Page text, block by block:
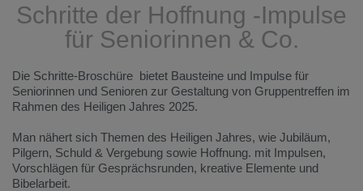
Schritte der Hoffnung -Impulse
für Seniorinnen & Co.
Die Schritte-Broschüre bietet Bausteine und Impulse für
Seniorinnen und Senioren zur Gestaltung von Gruppentreffen im
Rahmen des Heiligen Jahres 2025.
Man nähert sich Themen des Heiligen Jahres, wie Jubiläum,
Pilgern, Schuld & Vergebung sowie Hoffnung. mit Impulsen,
Vorschlägen für Gesprächsrunden, kreative Elemente und
Bibelarbeit.